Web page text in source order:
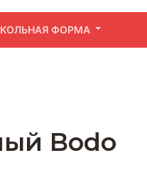
ФОРМА
Bodo